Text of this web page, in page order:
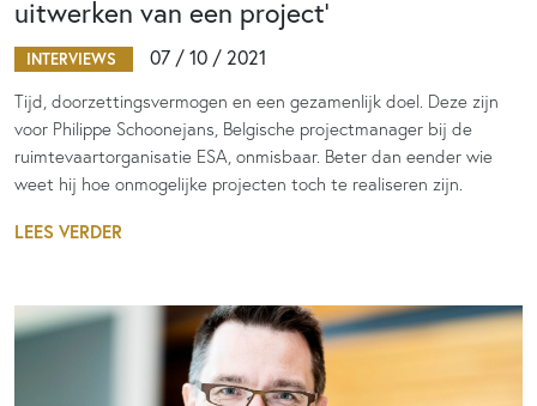
uitwerken van een project’
INTERVIEWS 07 / 10 / 2021
Tijd, doorzettingsvermogen en een gezamenlijk doel. Deze zijn
voor Philippe Schoonejans, Belgische projectmanager bij de
ruimtevaartorganisatie ESA, onmisbaar. Beter dan eender wie
weet hij hoe onmogelijke projecten toch te realiseren zijn.
LEES VERDER